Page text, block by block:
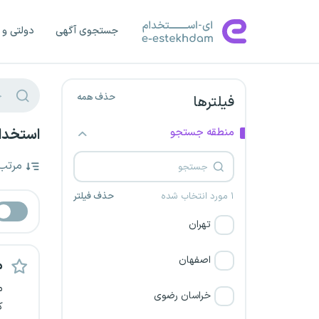
جستجوی آگهی دولتی
فیلترها حذف همه
منطقه جستجو
۱ مورد انتخاب شده حذف فیلتر
تهران
اصفهان
خراسان رضوی